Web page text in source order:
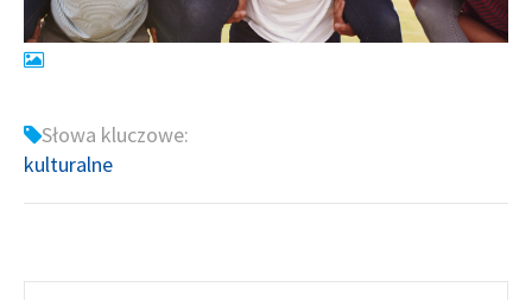
Słowa kluczowe:
kulturalne